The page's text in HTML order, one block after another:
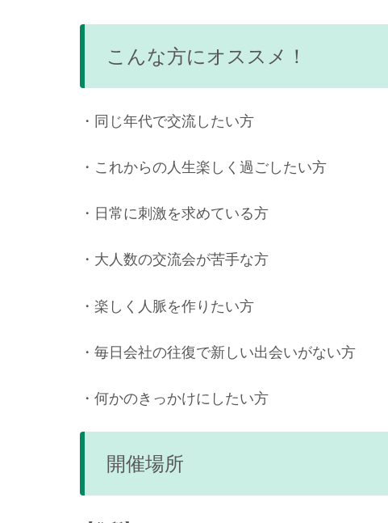
こんな方にオススメ！
・同じ年代で交流したい方
・これからの人生楽しく過ごしたい方
・日常に刺激を求めている方
・大人数の交流会が苦手な方
・楽しく人脈を作りたい方
・毎日会社の往復で新しい出会いがない方
・何かのきっかけにしたい方
開催場所